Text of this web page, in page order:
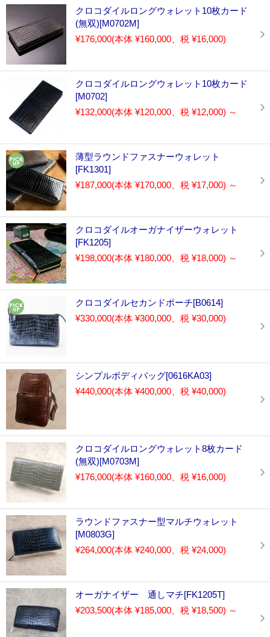
クロコダイルロングウォレット10枚カード
(無双)[M0702M]
¥176,000(本体 ¥160,000、税 ¥16,000)
クロコダイルロングウォレット10枚カード
[M0702]
¥132,000(本体 ¥120,000、税 ¥12,000) ～
薄型ラウンドファスナーウォレット
[FK1301]
¥187,000(本体 ¥170,000、税 ¥17,000) ～
クロコダイルオーガナイザーウォレット
[FK1205]
¥198,000(本体 ¥180,000、税 ¥18,000) ～
クロコダイルセカンドポーチ[B0614]
¥330,000(本体 ¥300,000、税 ¥30,000)
シンプルボディバッグ[0616KA03]
¥440,000(本体 ¥400,000、税 ¥40,000)
クロコダイルロングウォレット8枚カード
(無双)[M0703M]
¥176,000(本体 ¥160,000、税 ¥16,000)
ラウンドファスナー型マルチウォレット
[M0803G]
¥264,000(本体 ¥240,000、税 ¥24,000)
オーガナイザー 通しマチ[FK1205T]
¥203,500(本体 ¥185,000、税 ¥18,500) ～